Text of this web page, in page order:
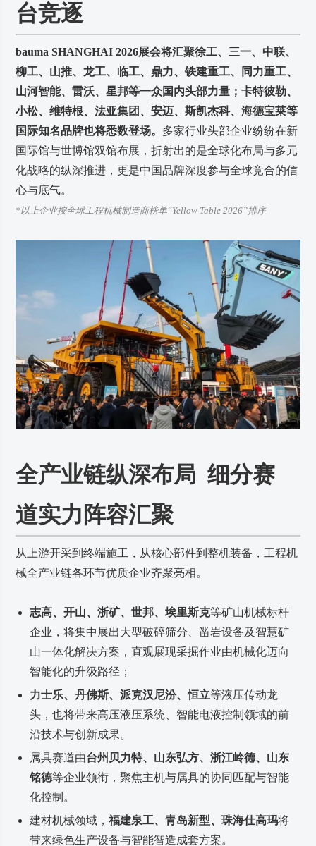
台竞逐
bauma SHANGHAI 2026展会将汇聚徐工、三一、中联、
柳工、山推、龙工、临工、鼎力、铁建重工、同力重工、
山河智能、雷沃、星邦等一众国内头部力量；卡特彼勒、
小松、维特根、法亚集团、安迈、斯凯杰科、海德宝莱等
国际知名品牌也将悉数登场。 多家行业头部企业纷纷在新
国际馆与世博馆双馆布展，折射出的是全球化布局与多元
化战略的纵深推进，更是中国品牌深度参与全球竞合的信
心与底气。
*以上企业按全球工程机械制造商榜单“Yellow Table 2026”排序
全产业链纵深布局 细分赛
道实力阵容汇聚
从上游开采到终端施工，从核心部件到整机装备，工程机
械全产业链各环节优质企业齐聚亮相。
志高、开山、浙矿、世邦、埃里斯克等矿山机械标杆
企业，将集中展出大型破碎筛分、凿岩设备及智慧矿
山一体化解决方案，直观展现采掘作业由机械化迈向
智能化的升级路径；
力士乐、丹佛斯、派克汉尼汾、恒立等液压传动龙
头，也将带来高压液压系统、智能电液控制领域的前
沿技术与创新成果。
属具赛道由台州贝力特、山东弘方、浙江岭德、山东
铭德等企业领衔，聚焦主机与属具的协同匹配与智能
化控制。
建材机械领域，福建泉工、青岛新型、珠海仕高玛将
带来绿色生产设备与智能智造成套方案。